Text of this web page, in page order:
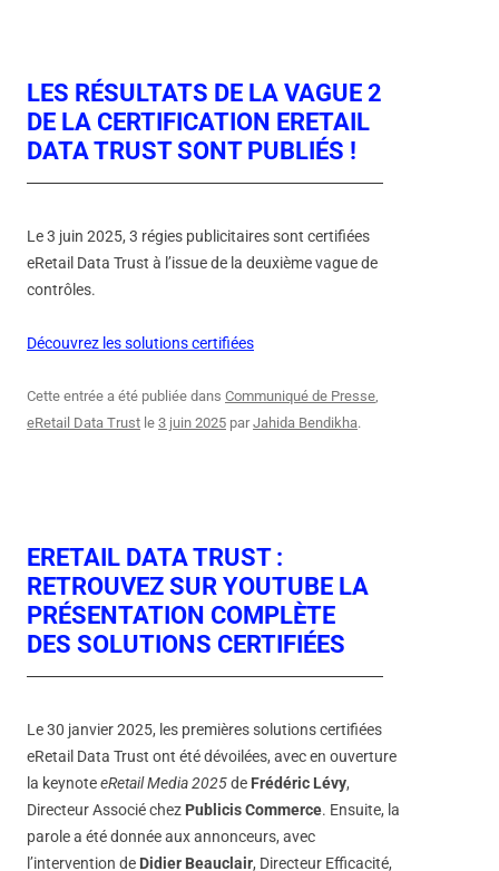
LES RÉSULTATS DE LA VAGUE 2
DE LA CERTIFICATION ERETAIL
DATA TRUST SONT PUBLIÉS !
Le 3 juin 2025, 3 régies publicitaires sont certifiées
eRetail Data Trust à l’issue de la deuxième vague de
contrôles.
Découvrez les solutions certifiées
Cette entrée a été publiée dans Communiqué de Presse,
eRetail Data Trust le 3 juin 2025 parJahida Bendikha.
ERETAIL DATA TRUST :
RETROUVEZ SUR YOUTUBE LA
PRÉSENTATION COMPLÈTE
DES SOLUTIONS CERTIFIÉES
Le 30 janvier 2025, les premières solutions certifiées
eRetail Data Trust ont été dévoilées, avec en ouverture
la keynoteeRetail Media 2025de Frédéric Lévy,
Directeur Associé chez Publicis Commerce. Ensuite, la
parole a été donnée aux annonceurs, avec
l’intervention de Didier Beauclair, Directeur Efficacité,